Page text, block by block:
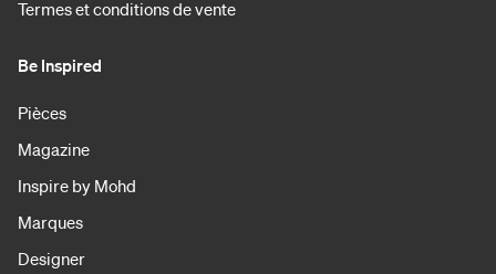
Termes et conditions de vente
Be Inspired
Pièces
Magazine
Inspire by Mohd
Marques
Designer